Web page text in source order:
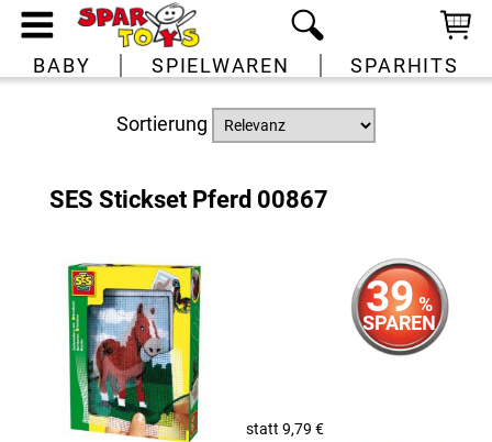
BABY SPIELWAREN SPARHITS
Sortierung
SES Stickset Pferd 00867
39 %
SPAREN
statt 9,79 €